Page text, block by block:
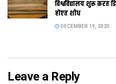
बढ़ेबा लेल आवश्यक रणनीति क
विश्वविद्यालय शुरू करत
होएत शोध
DECEMBER 19, 2020
Leave a Reply